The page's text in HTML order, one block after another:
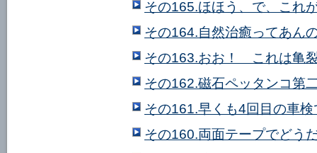
その165.ほほう、で、これ
その164.自然治癒ってあん
その163.おお！ これは亀
その162.磁石ペッタンコ第
その161.早くも4回目の車検
その160.両面テープでどう